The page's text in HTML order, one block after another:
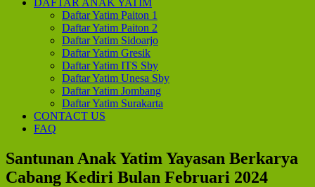
Daftar Yatim Paiton 1
Daftar Yatim Paiton 2
Daftar Yatim Sidoarjo
Daftar Yatim Gresik
Daftar Yatim ITS Sby
Daftar Yatim Unesa Sby
Daftar Yatim Jombang
Daftar Yatim Surakarta
CONTACT US
FAQ
Santunan Anak Yatim Yayasan Berkarya
Cabang Kediri Bulan Februari 2024